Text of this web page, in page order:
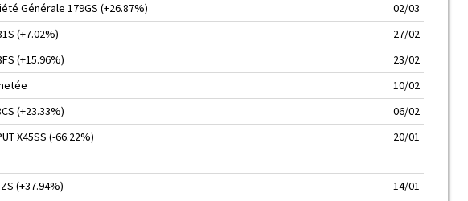
Générale 179GS (+26.87%)
02/03
(+7.02%)
27/02
(+15.96%)
23/02
10/02
(+23.33%)
06/02
X45SS (-66.22%) 20/01
(+37.94%)
14/01